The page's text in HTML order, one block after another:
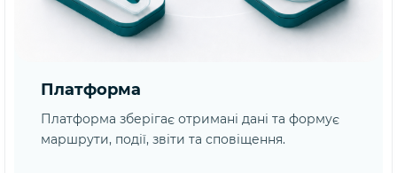
Платформа
Платформа зберігає отримані дані та формує
маршрути, події, звіти та сповіщення.